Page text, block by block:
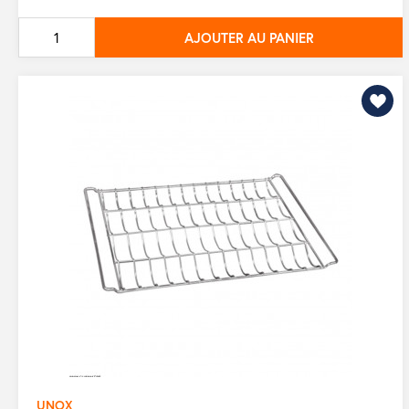
de
base
AJOUTER AU PANIER
UNOX